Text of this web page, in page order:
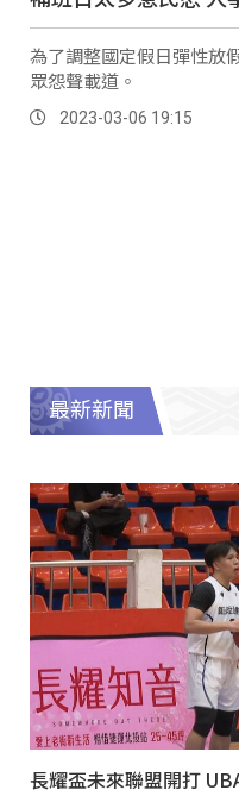
為了調整國定假日彈性放
眾怨聲載道。
2023-03-06 19:15
最新新聞
長耀盃未來聯盟開打